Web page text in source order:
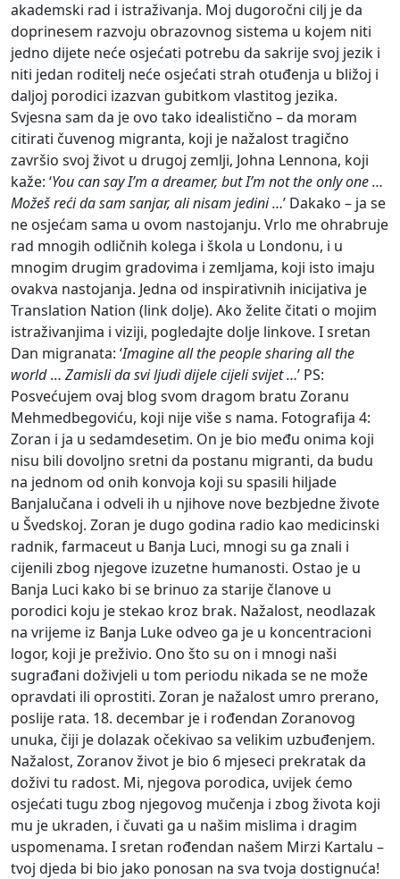
akademski rad i istraživanja. Moj dugoročni cilj je da
doprinesem razvoju obrazovnog sistema u kojem niti
jedno dijete neće osjećati potrebu da sakrije svoj jezik i
niti jedan roditelj neće osjećati strah otuđenja u bližoj i
daljoj porodici izazvan gubitkom vlastitog jezika.
Svjesna sam da je ovo tako idealistično – da moram
citirati čuvenog migranta, koji je nažalost tragično
završio svoj život u drugoj zemlji, Johna Lennona, koji
kaže: ‘You can say I’m a dreamer, but I’m not the only one …
Možeš reći da sam sanjar, ali nisam jedini …’ Dakako – ja se
ne osjećam sama u ovom nastojanju. Vrlo me ohrabruje
rad mnogih odličnih kolega i škola u Londonu, i u
mnogim drugim gradovima i zemljama, koji isto imaju
ovakva nastojanja. Jedna od inspirativnih inicijativa je
Translation Nation (link dolje). Ako želite čitati o mojim
istraživanjima i viziji, pogledajte dolje linkove. I sretan
Dan migranata: ‘Imagine all the people sharing all the
world… Zamisli da svi ljudi dijele cijeli svijet …’ PS:
Posvećujem ovaj blog svom dragom bratu Zoranu
Mehmedbegoviću, koji nije više s nama. Fotografija 4:
Zoran i ja u sedamdesetim. On je bio među onima koji
nisu bili dovoljno sretni da postanu migranti, da budu
na jednom od onih konvoja koji su spasili hiljade
Banjalučana i odveli ih u njihove nove bezbjedne živote
u Švedskoj. Zoran je dugo godina radio kao medicinski
radnik, farmaceut u Banja Luci, mnogi su ga znali i
cijenili zbog njegove izuzetne humanosti. Ostao je u
Banja Luci kako bi se brinuo za starije članove u
porodici koju je stekao kroz brak. Nažalost, neodlazak
na vrijeme iz Banja Luke odveo ga je u koncentracioni
logor, koji je preživio. Ono što su on i mnogi naši
sugrađani doživjeli u tom periodu nikada se ne može
opravdati ili oprostiti. Zoran je nažalost umro prerano,
poslije rata. 18. decembar je i rođendan Zoranovog
unuka, čiji je dolazak očekivao sa velikim uzbuđenjem.
Nažalost, Zoranov život je bio 6 mjeseci prekratak da
doživi tu radost. Mi, njegova porodica, uvijek ćemo
osjećati tugu zbog njegovog mučenja i zbog života koji
mu je ukraden, i čuvati ga u našim mislima i dragim
uspomenama. I sretan rođendan našem Mirzi Kartalu –
tvoj djeda bi bio jako ponosan na sva tvoja dostignuća!